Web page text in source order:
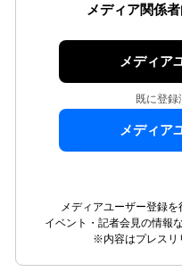
メディア関係
メディア
既に登録
メディア
メディアユーザー登録を
イベント・記者会見の情報
※内容はプレスリ